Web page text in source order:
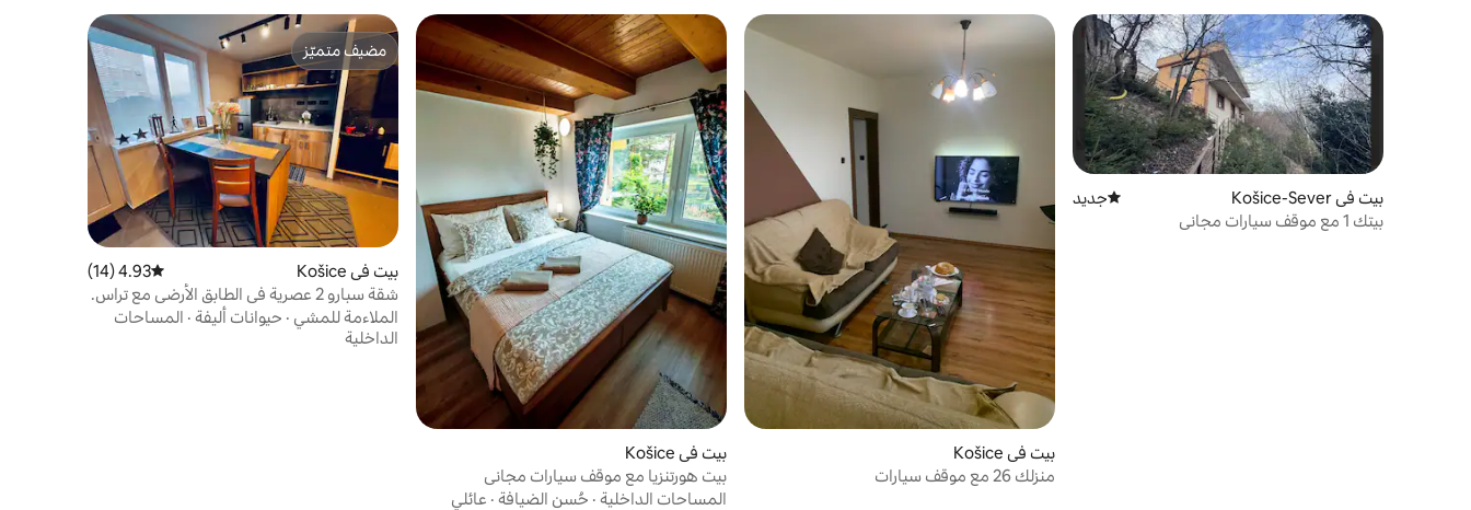
بيت في Košice-Sever مكان إقامة جديد
جديد
بيتك 1 مع موقف سيارات مجاني
بيت في Košice
منزلك 26 مع موقف سيارات
بيت في Košice
بيت هورتنزيا مع موقف سيارات مجاني
المساحات الداخلية · حُسن الضيافة · عائلي
مضيف متميّز
مضيف متميّز
بيت في Košice متوسط التقييم 4.93 من 5، 14 مراجعات
4.93 (14)
شقة سبارو 2 عصرية في الطابق الأرضي مع تراس.
الملاءمة للمشي · حيوانات أليفة · المساحات
الداخلية